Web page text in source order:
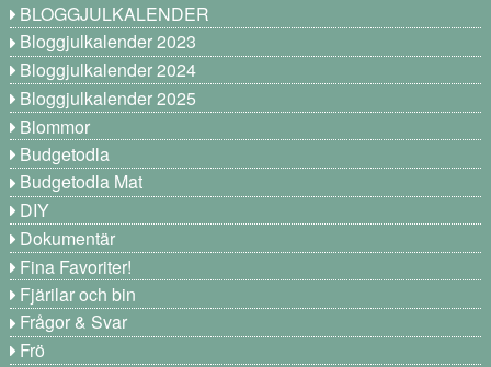
BLOGGJULKALENDER
Bloggjulkalender 2023
Bloggjulkalender 2024
Bloggjulkalender 2025
Blommor
Budgetodla
Budgetodla Mat
DIY
Dokumentär
Fina Favoriter!
Fjärilar och bin
Frågor & Svar
Frö